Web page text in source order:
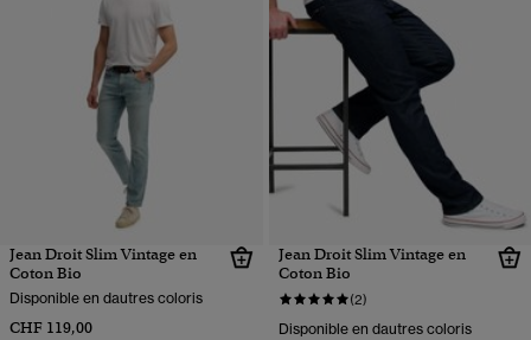
Jean Droit Slim Vintage en
Coton Bio
Disponible en dautres coloris
CHF 119,00
Jean Droit Slim Vintage en
Coton Bio
(2)
Disponible en dautres coloris